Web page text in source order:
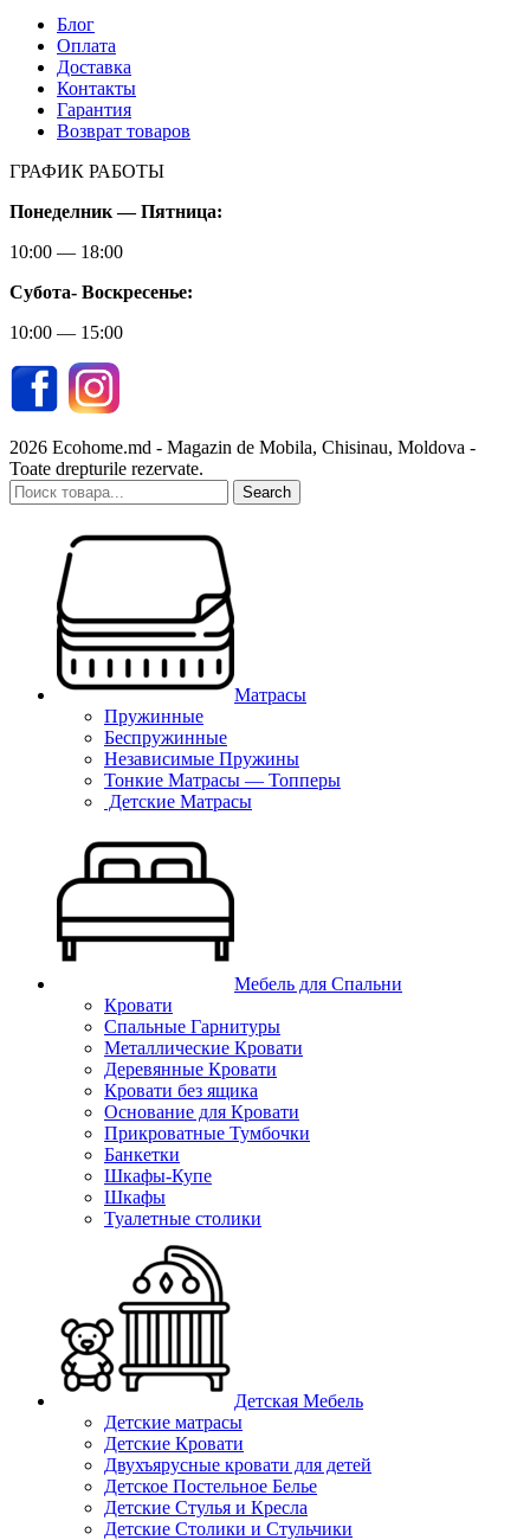
Блог
Оплата
Доставка
Контакты
Гарантия
Возврат товаров
ГРАФИК РАБОТЫ
Понеделник — Пятница:
10:00 — 18:00
Субота- Воскресенье:
10:00 — 15:00
2026 Ecohome.md - Magazin de Mobila, Chisinau, Moldova -
Toate drepturile rezervate.
Search
Матрасы
Пружинные
Беспружинные
Независимые Пружины
Тонкие Матрасы — Топперы
Детские Матрасы
Мебель для Спальни
Кровати
Спальные Гарнитуры
Металлические Кровати
Деревянные Кровати
Кровати без ящика
Основание для Кровати
Прикроватные Тумбочки
Банкетки
Шкафы-Купе
Шкафы
Туалетные столики
Детская Мебель
Детские матрасы
Детские Кровати
Двухъярусные кровати для детей
Детское Постельное Белье
Детские Стулья и Кресла
Детские Столики и Стульчики